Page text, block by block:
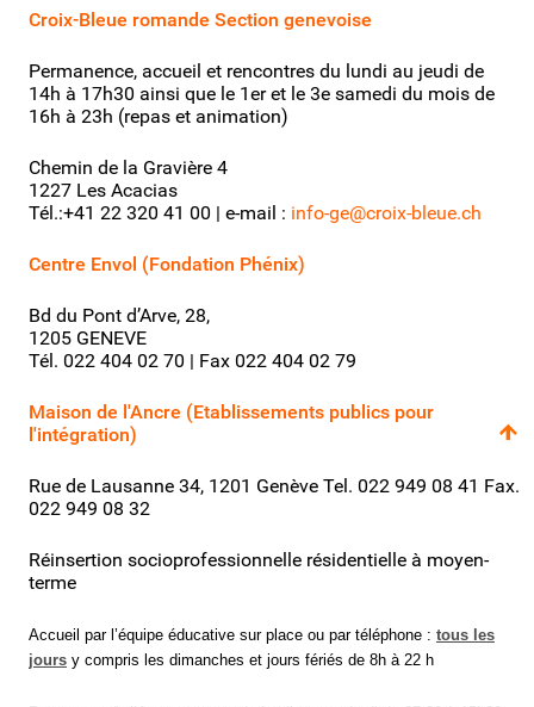
Croix-Bleue romande Section genevoise
Permanence, accueil et rencontres du lundi au jeudi de
14h à 17h30 ainsi que le 1er et le 3e samedi du mois de
16h à 23h (repas et animation)
Chemin de la Gravière 4
1227 Les Acacias
Tél.:+41 22 320 41 00 | e-mail : info-ge@croix-bleue.ch
Centre Envol (Fondation Phénix)
Bd du Pont d’Arve, 28,
1205 GENEVE
Tél. 022 404 02 70 | Fax 022 404 02 79
Maison de l'Ancre (Etablissements publics pour
l'intégration)
Rue de Lausanne 34, 1201 Genève Tel. 022 949 08 41 Fax.
022 949 08 32
Réinsertion socioprofessionnelle résidentielle à moyen-
terme
Accueil par l’équipe éducative sur place ou par téléphone : tous les
jours y compris les dimanches et jours fériés de 8h à 22 h